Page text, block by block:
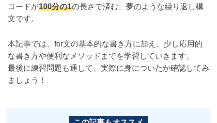
コードが100分の1の長さで済む、夢のような繰り返し構
文です。
本記事では、for文の基本的な書き方に加え、少し応用的
な書き方や便利なメソッドまでを学習していきます。
最後に練習問題も通して、実際に身についたか確認してみ
ましょう！